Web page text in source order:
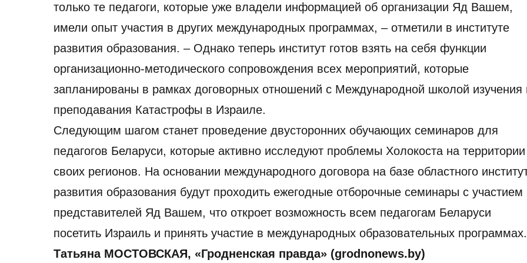
только те педагоги, которые уже владели информацией об организации Яд Вашем,
имели опыт участия в других международных программах, – отметили в институте
развития образования. – Однако теперь институт готов взять на себя функции
организационно-методического сопровождения всех мероприятий, которые
запланированы в рамках договорных отношений с Международной школой изучения
преподавания Катастрофы в Израиле.
Следующим шагом станет проведение двусторонних обучающих семинаров для
педагогов Беларуси, которые активно исследуют проблемы Холокоста на территории
своих регионов. На основании международного договора на базе областного
развития образования будут проходить ежегодные отборочные семинары с участием
представителей Яд Вашем, что откроет возможность всем педагогам Беларуси
посетить Израиль и принять участие в международных образовательных программах.
Татьяна МОСТОВСКАЯ, «Гродненская правда» (grodnonews.by)